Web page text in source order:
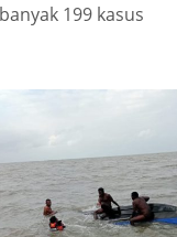
199 kasus